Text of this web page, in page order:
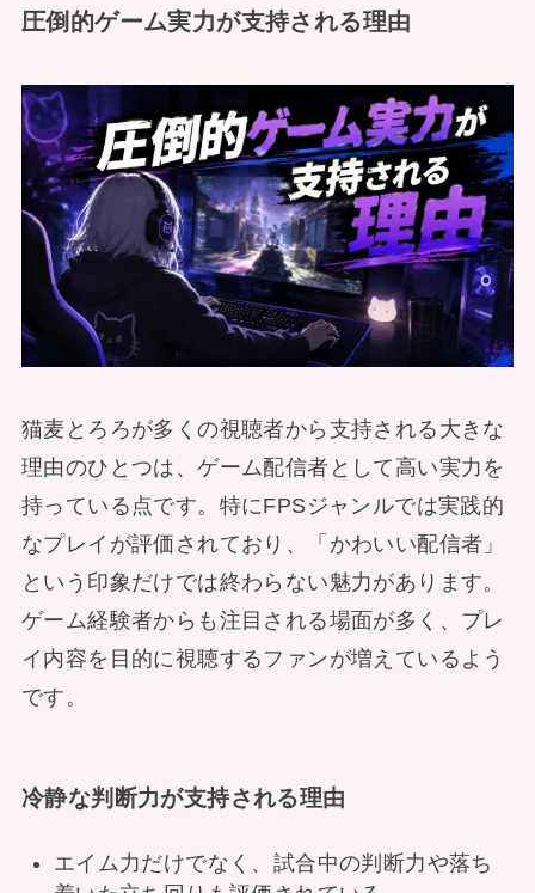
圧倒的ゲーム実力が支持される理由
猫麦とろろが多くの視聴者から支持される大きな
理由のひとつは、ゲーム配信者として高い実力を
持っている点です。特にFPSジャンルでは実践的
なプレイが評価されており、「かわいい配信者」
という印象だけでは終わらない魅力があります。
ゲーム経験者からも注目される場面が多く、プレ
イ内容を目的に視聴するファンが増えているよう
です。
冷静な判断力が支持される理由
エイム力だけでなく、試合中の判断力や落ち